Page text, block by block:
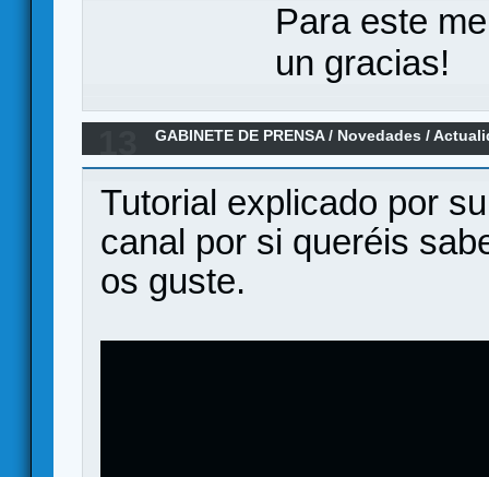
Para este
un gracias!
GABINETE DE PRENSA/ Novedades /
Tutorial explicado por
canal por si queréis
os guste.